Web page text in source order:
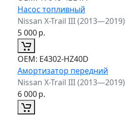
Насос топливный
Nissan X-Trail III (2013—2019)
5 000р.
ОЕМ: E4302-HZ40D
Амортизатор передний
Nissan X-Trail III (2013—2019)
6 000р.